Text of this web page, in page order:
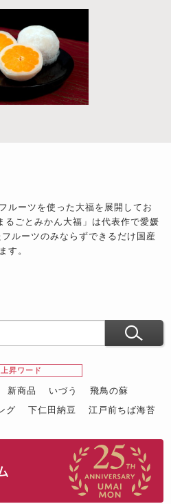
ーツを使った大福を展開してお
るごとみかん大福」は代表作で愛媛
ルーツのみならずできるだけ国産
す。
昇ワード
新商品 いづう
飛鳥の蘇
グ 下仁田納豆
江戸前ちば海苔